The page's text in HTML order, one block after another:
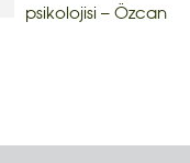
psikolojisi – Özcan